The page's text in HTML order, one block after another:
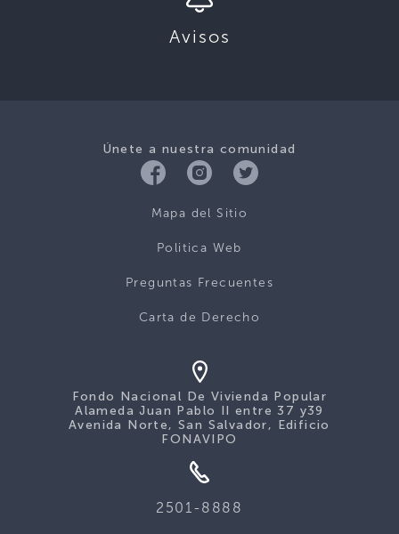
Avisos
Únete a nuestra comunidad
Mapa del Sitio
Politica Web
Preguntas Frecuentes
Carta de Derecho
Fondo Nacional De Vivienda Popular
Alameda Juan Pablo II entre 37 y39
Avenida Norte, San Salvador, Edificio
FONAVIPO
2501-8888